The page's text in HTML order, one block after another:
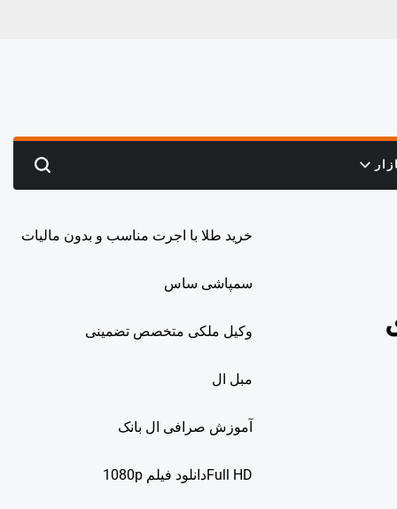
Search
خرید طلا با اجرت مناسب و بدون مالیات
سمپاشی ساس
وکیل ملکی متخصص تضمینی
مبل ال
آموزش صرافی ال بانک
Full HDدانلود فيلم 1080p